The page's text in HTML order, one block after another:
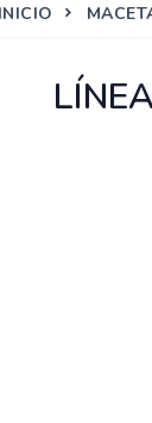
INICIO